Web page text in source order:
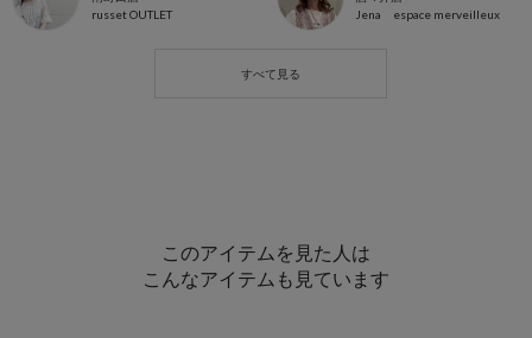
russet OUTLET
Jena espace merveilleux
このアイテムを見た人は
こんなアイテムも見ています